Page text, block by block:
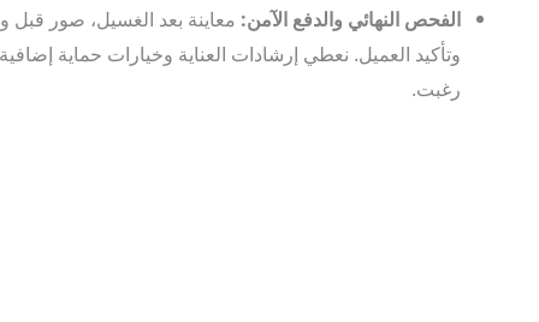
الفحص النهائي والدفع الآمن:معاينة بعد الغسيل، صور قبل وبعد،
وتأكيد العميل. نعطي إرشادات العناية وخيارات حماية إضافية إذا
رغبت.